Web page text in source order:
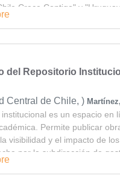
Crece Contigo" y
del Repositorio
Central de Chile,)
es un espacio en
Permite publicar
visibilidad y el impacto de
por la subdirección de
con el fin de que los